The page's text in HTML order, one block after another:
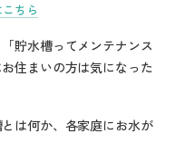
ちら
貯水槽ってメンテナンス
住まいの方は気になった
は何か、各家庭にお水が